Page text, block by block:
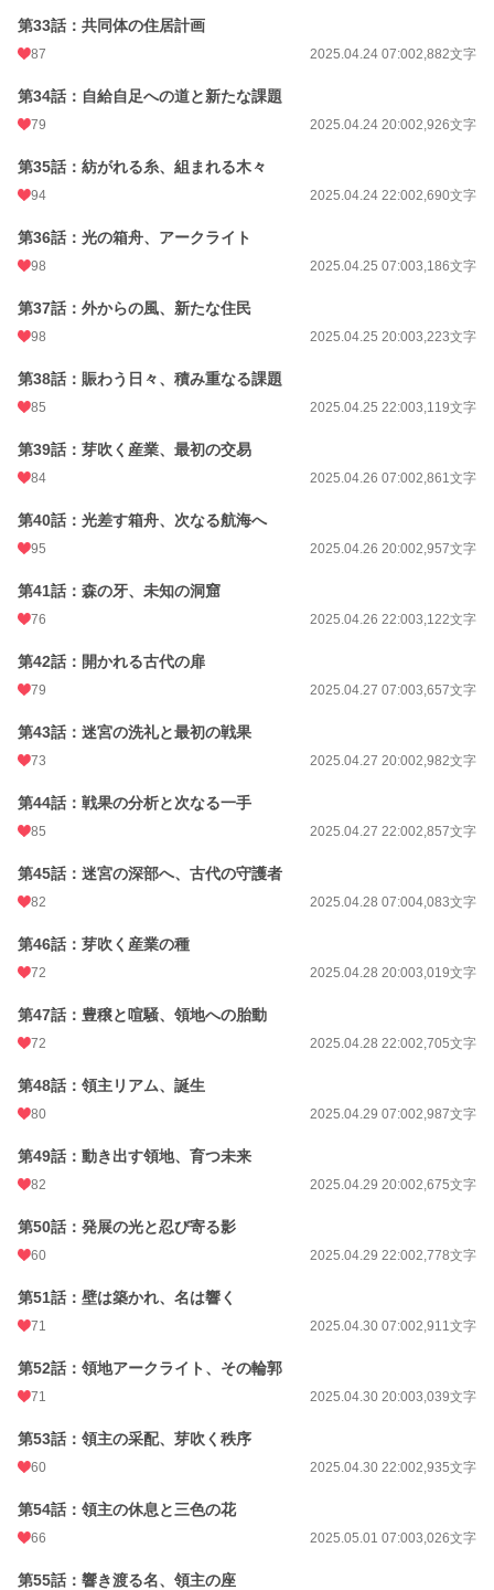
第33話：共同体の住居計画
87 2025.04.24 07:002,882文字
第34話：自給自足への道と新たな課題
79 2025.04.24 20:002,926文字
第35話：紡がれる糸、組まれる木々
94 2025.04.24 22:002,690文字
第36話：光の箱舟、アークライト
98 2025.04.25 07:003,186文字
第37話：外からの風、新たな住民
98 2025.04.25 20:003,223文字
第38話：賑わう日々、積み重なる課題
85 2025.04.25 22:003,119文字
第39話：芽吹く産業、最初の交易
84 2025.04.26 07:002,861文字
第40話：光差す箱舟、次なる航海へ
95 2025.04.26 20:002,957文字
第41話：森の牙、未知の洞窟
76 2025.04.26 22:003,122文字
第42話：開かれる古代の扉
79 2025.04.27 07:003,657文字
第43話：迷宮の洗礼と最初の戦果
73 2025.04.27 20:002,982文字
第44話：戦果の分析と次なる一手
85 2025.04.27 22:002,857文字
第45話：迷宮の深部へ、古代の守護者
82 2025.04.28 07:004,083文字
第46話：芽吹く産業の種
72 2025.04.28 20:003,019文字
第47話：豊穣と喧騒、領地への胎動
72 2025.04.28 22:002,705文字
第48話：領主リアム、誕生
80 2025.04.29 07:002,987文字
第49話：動き出す領地、育つ未来
82 2025.04.29 20:002,675文字
第50話：発展の光と忍び寄る影
60 2025.04.29 22:002,778文字
第51話：壁は築かれ、名は響く
71 2025.04.30 07:002,911文字
第52話：領地アークライト、その輪郭
71 2025.04.30 20:003,039文字
第53話：領主の采配、芽吹く秩序
60 2025.04.30 22:002,935文字
第54話：領主の休息と三色の花
66 2025.05.01 07:003,026文字
第55話：響き渡る名、領主の座